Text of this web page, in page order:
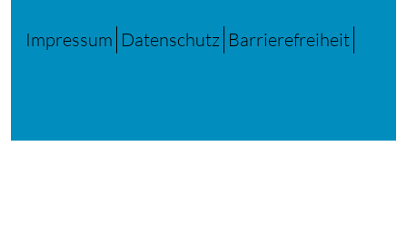
Impressum Datenschutz Barrierefreiheit